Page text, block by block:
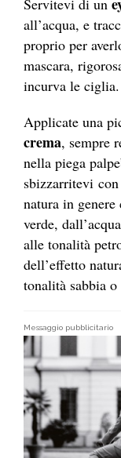
Servitevi di un
all’acqua, e
proprio per
mascara,
incurva le ciglia.
Applicate una
crema, sempre
nella piega
sbizzarritevi
natura in
verde,
alle tonalità
dell’effetto
tonalità sabbia o
Messaggio pubblicitario